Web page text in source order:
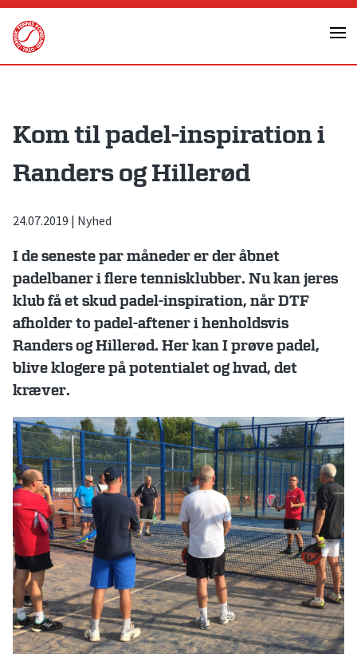
Skip
content
Kom til padel-inspiration i
Randers og Hillerød
24.07.2019 | Nyhed
I de seneste par måneder er der åbnet
padelbaner i flere tennisklubber. Nu kan jeres
klub få et skud padel-inspiration, når DTF
afholder to padel-aftener i henholdsvis
Randers og Hillerød. Her kan I prøve padel,
blive klogere på potentialet og hvad, det
kræver.